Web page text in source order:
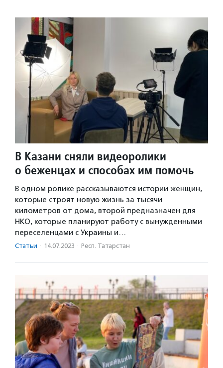
В Казани сняли видеоролики
о беженцах и способах им помочь
В одном ролике рассказываются истории женщин,
которые строят новую жизнь за тысячи
километров от дома, второй предназначен для
НКО, которые планируют работу с вынужденными
переселенцами с Украины и…
Статьи · 14.07.2023 · Респ. Татарстан